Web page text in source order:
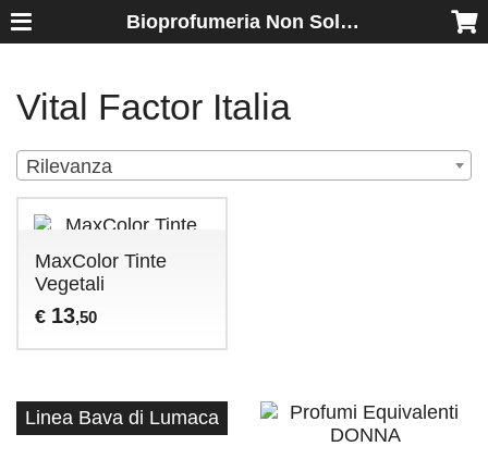
Bioprofumeria Non Solo Essenze
Vital Factor Italia
Rilevanza
MaxColor Tinte
Vegetali
€ 13,50
Linea Bava di Lumaca